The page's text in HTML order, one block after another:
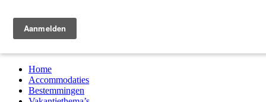
Home
Accommodaties
Bestemmingen